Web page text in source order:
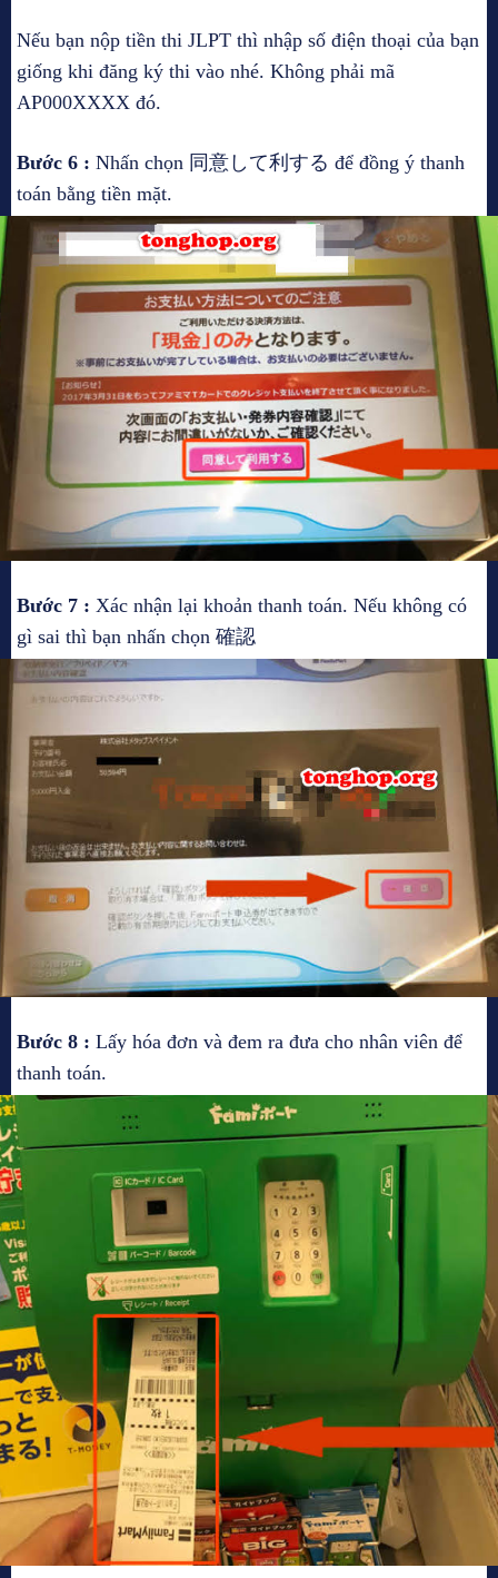
Nếu bạn nộp tiền thi JLPT thì nhập số điện thoại của bạn
giống khi đăng ký thi vào nhé. Không phải mã
AP000XXXX đó.
Bước 6 : Nhấn chọn 同意して利する để đồng ý thanh
toán bằng tiền mặt.
Bước 7 : Xác nhận lại khoản thanh toán. Nếu không có
gì sai thì bạn nhấn chọn 確認
Bước 8 : Lấy hóa đơn và đem ra đưa cho nhân viên để
thanh toán.